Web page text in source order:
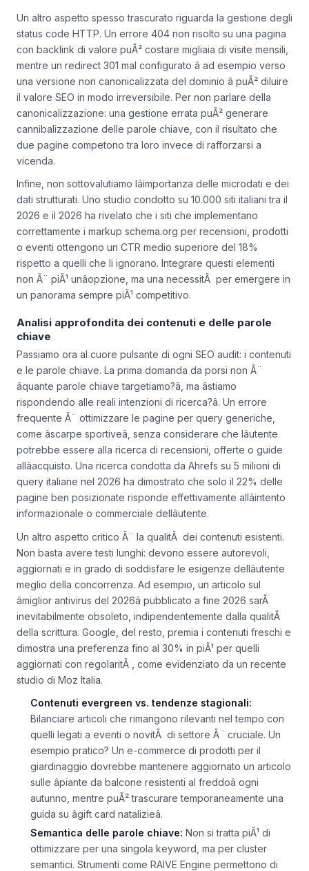
Un altro aspetto spesso trascurato riguarda la gestione degli
status code HTTP. Un errore 404 non risolto su una pagina
con backlink di valore puÃ² costare migliaia di visite mensili,
mentre un redirect 301 mal configurato â ad esempio verso
una versione non canonicalizzata del dominio â puÃ² diluire
il valore SEO in modo irreversibile. Per non parlare della
canonicalizzazione: una gestione errata puÃ² generare
cannibalizzazione delle parole chiave, con il risultato che
due pagine competono tra loro invece di rafforzarsi a
vicenda.
Infine, non sottovalutiamo lâimportanza delle microdati e dei
dati strutturati. Uno studio condotto su 10.000 siti italiani tra il
2026 e il 2026 ha rivelato che i siti che implementano
correttamente i markup schema.org per recensioni, prodotti
o eventi ottengono un CTR medio superiore del 18%
rispetto a quelli che li ignorano. Integrare questi elementi
non Ã¨ piÃ¹ unâopzione, ma una necessitÃ per emergere in
un panorama sempre piÃ¹ competitivo.
Analisi approfondita dei contenuti e delle parole
chiave
Passiamo ora al cuore pulsante di ogni SEO audit: i contenuti
e le parole chiave. La prima domanda da porsi non Ã¨
âquante parole chiave targetiamo?â, ma âstiamo
rispondendo alle reali intenzioni di ricerca?â. Un errore
frequente Ã¨ ottimizzare le pagine per query generiche,
come âscarpe sportiveâ, senza considerare che lâutente
potrebbe essere alla ricerca di recensioni, offerte o guide
allâacquisto. Una ricerca condotta da Ahrefs su 5 milioni di
query italiane nel 2026 ha dimostrato che solo il 22% delle
pagine ben posizionate risponde effettivamente allâintento
informazionale o commerciale dellâutente.
Un altro aspetto critico Ã¨ la qualitÃ dei contenuti esistenti.
Non basta avere testi lunghi: devono essere autorevoli,
aggiornati e in grado di soddisfare le esigenze dellâutente
meglio della concorrenza. Ad esempio, un articolo sul
âmiglior antivirus del 2026â pubblicato a fine 2026 sarÃ
inevitabilmente obsoleto, indipendentemente dalla qualitÃ
della scrittura. Google, del resto, premia i contenuti freschi e
dimostra una preferenza fino al 30% in piÃ¹ per quelli
aggiornati con regolaritÃ , come evidenziato da un recente
studio di Moz Italia.
Contenuti evergreen vs. tendenze stagionali:
Bilanciare articoli che rimangono rilevanti nel tempo con
quelli legati a eventi o novitÃ di settore Ã¨ cruciale. Un
esempio pratico? Un e-commerce di prodotti per il
giardinaggio dovrebbe mantenere aggiornato un articolo
sulle âpiante da balcone resistenti al freddoâ ogni
autunno, mentre puÃ² trascurare temporaneamente una
guida su âgift card natalizieâ.
Semantica delle parole chiave: Non si tratta piÃ¹ di
ottimizzare per una singola keyword, ma per cluster
semantici. Strumenti come RAIVE Engine permettono di